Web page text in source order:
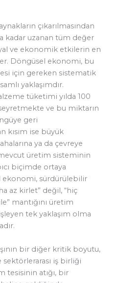
çıkarılmasından
kadar uzanan tüm değer
ve ekonomik etkilerin en
Döngüsel ekonomi, bu
için gereken sistematik
yaklaşımdır.
tüketimi yılda 100
ve bu miktarın
geri
kısım ise büyük
ya da çevreye
üretim sisteminin
biçimde ortaya
ekonomi, sürdürülebilir
az kirlet” değil, “hiç
mantığını üretim
tek yaklaşım olma
bir diğer kritik boyutu,
iş birliği
tesisinin atığı, bir